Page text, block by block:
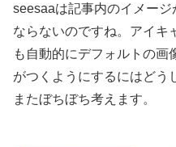
seesaaは記事内のイメー
ならないのですね。アイキ
も自動的にデフォルトの画
がつくようにするにはどう
またぼちぼち考えます。